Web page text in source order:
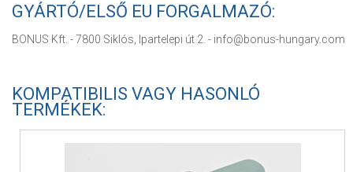
GYÁRTÓ/ELSŐ EU FORGALMAZÓ:
BONUS Kft. - 7800 Siklós, Ipartelepi út 2. - info@bonus-hungary.com
KOMPATIBILIS VAGY HASONLÓ
TERMÉKEK: